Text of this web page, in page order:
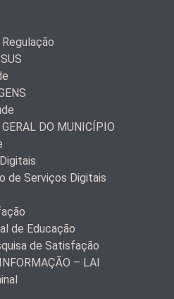
DO MUNICÍPIO
de Serviços Digitais
de Educação
de Satisfação
– LAI